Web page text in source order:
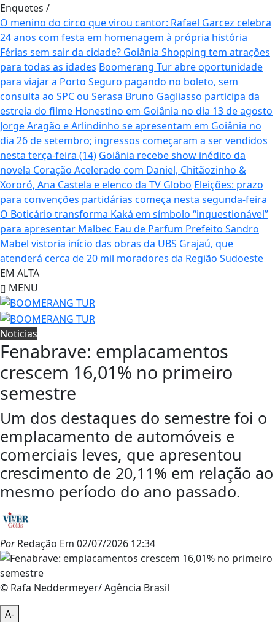
Enquetes /
O menino do circo que virou cantor: Rafael Garcez celebra
24 anos com festa em homenagem à própria história
Férias sem sair da cidade? Goiânia Shopping tem atrações
para todas as idades Boomerang Tur abre oportunidade
para viajar a Porto Seguro pagando no boleto, sem
consulta ao SPC ou Serasa Bruno Gagliasso participa da
estreia do filme Honestino em Goiânia no dia 13 de agosto
Jorge Aragão e Arlindinho se apresentam em Goiânia no
dia 26 de setembro; ingressos começaram a ser vendidos
nesta terça-feira (14) Goiânia recebe show inédito da
novela Coração Acelerado com Daniel, Chitãozinho &
Xororó, Ana Castela e elenco da TV Globo Eleições: prazo
para convenções partidárias começa nesta segunda-feira
O Boticário transforma Kaká em símbolo “inquestionável”
para apresentar Malbec Eau de Parfum Prefeito Sandro
Mabel vistoria início das obras da UBS Grajaú, que
atenderá cerca de 20 mil moradores da Região Sudoeste
EM ALTA
MENU
Noticias
Fenabrave: emplacamentos
crescem 16,01% no primeiro
semestre
Um dos destaques do semestre foi o
emplacamento de automóveis e
comerciais leves, que apresentou
crescimento de 20,11% em relação ao
mesmo período do ano passado.
PorRedação Em 02/07/2026 12:34
© Rafa Neddermeyer/ Agência Brasil
A-